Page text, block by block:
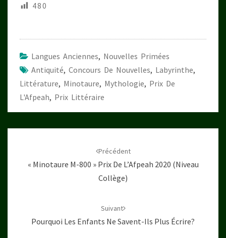
480
Langues Anciennes, Nouvelles Primées
Antiquité, Concours De Nouvelles, Labyrinthe,
Littérature, Minotaure, Mythologie, Prix De
L'Afpeah, Prix Littéraire
Précédent
« Minotaure M-800 » Prix De L’Afpeah 2020 (niveau
Collège)
Suivant
Pourquoi Les Enfants Ne Savent-Ils Plus Écrire?